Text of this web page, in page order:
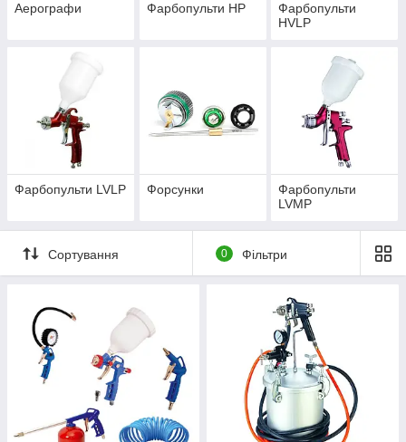
Аерографи Фарбопульти HP
Фарбопульти
HVLP
Фарбопульти LVLP Форсунки
Фарбопульти
LVMP
Сортування 0 Фільтри